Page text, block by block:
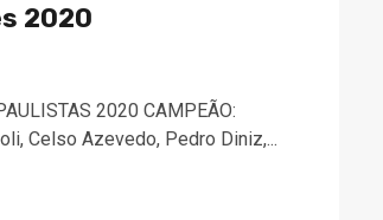
2020
2020 CAMPEÃO:
Celso Azevedo, Pedro Diniz,...